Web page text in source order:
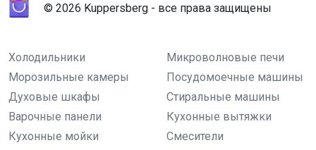
© 2026 Kuppersberg - все права защищены
Холодильники
Микроволновые печи
Морозильные камеры
Посудомоечные машины
Духовые шкафы
Стиральные машины
Варочные панели
Кухонные вытяжки
Кухонные мойки
Смесители